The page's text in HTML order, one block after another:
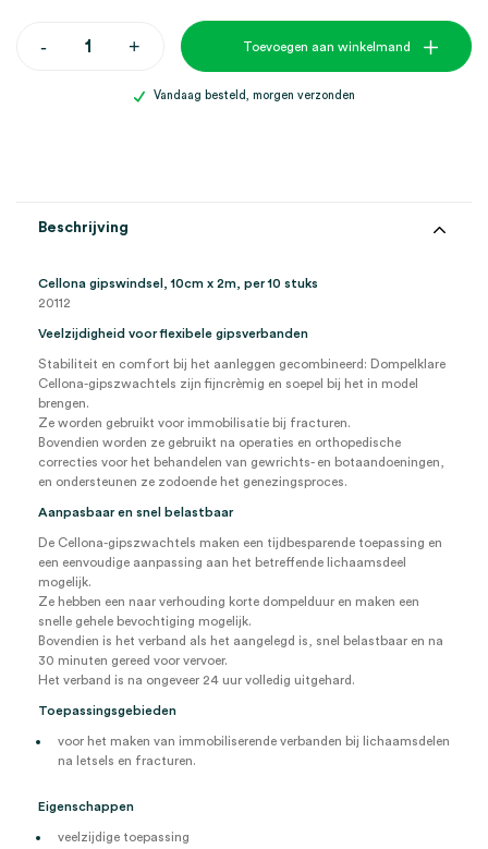
-Cellona
+ Toevoegen aan winkelmand
Vandaag besteld, morgen verzonden
Beschrijving
Cellona gipswindsel, 10cm x 2m, per 10 stuks
20112
Veelzijdigheid voor flexibele gipsverbanden
Stabiliteit en comfort bij het aanleggen gecombineerd: Dompelklare
Cellona-gipszwachtels zijn fijncrèmig en soepel bij het in model
brengen.
Ze worden gebruikt voor immobilisatie bij fracturen.
Bovendien worden ze gebruikt na operaties en orthopedische
correcties voor het behandelen van gewrichts- en botaandoeningen,
en ondersteunen ze zodoende het genezingsproces.
Aanpasbaar en snel belastbaar
De Cellona-gipszwachtels maken een tijdbesparende toepassing en
een eenvoudige aanpassing aan het betreffende lichaamsdeel
mogelijk.
Ze hebben een naar verhouding korte dompelduur en maken een
snelle gehele bevochtiging mogelijk.
Bovendien is het verband als het aangelegd is, snel belastbaar en na
30 minuten gereed voor vervoer.
Het verband is na ongeveer 24 uur volledig uitgehard.
Toepassingsgebieden
voor het maken van immobiliserende verbanden bij lichaamsdelen
na letsels en fracturen.
Eigenschappen
veelzijdige toepassing